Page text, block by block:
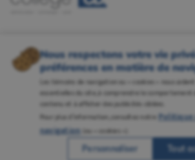
Mentions légales Politique de confidentialité•
Tous droits réservés ® Collège
Nous respectons votre vie
préférences en matière de
Les témoins de navigation ou « cookies » nous
essentielles du site, à comprendre le comportement
contenu et à afficher des publicités ciblées.
Pour plus d’information, consultez notre Politique
navigation (ou « cookies »).
Personnaliser Tout